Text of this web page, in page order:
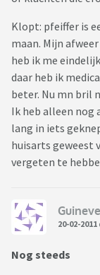
Klopt: pfeiffer is
maan. Mijn
heb ik me
daar heb ik
beter. Nu mn bril
Ik heb alleen nog
lang in iets
huisarts geweest
vergeten te
20-02-2011
Nog steeds